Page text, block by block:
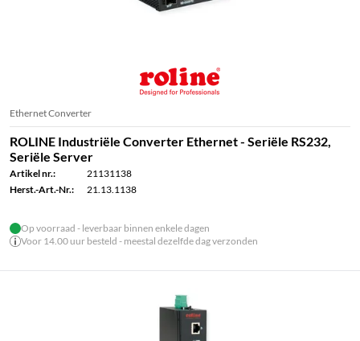
Ethernet Converter
ROLINE Industriële Converter Ethernet - Seriële RS232,
Seriële Server
Artikel nr.:
21131138
Herst.-Art.-Nr.:
21.13.1138
Op voorraad - leverbaar binnen enkele dagen
Voor 14.00 uur besteld - meestal dezelfde dag verzonden